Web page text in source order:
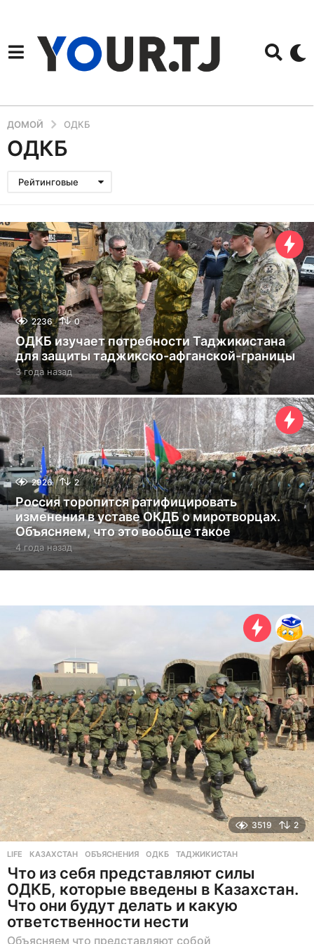
ДОМОЙ ОДКБ
ОДКБ
Рейтинговые
2236 0
ОДКБ изучает потребности Таджикистана
для защиты таджикско-афганской-границы
3 года назад3
о
д
а
н
а
з
а
д
2926 2
Россия торопится ратифицировать
изменения в уставе ОКДБ о миротворцах.
Объясняем, что это вообще такое
4 года назад4
г
о
н
д
3519 2
LIFE КАЗАХСТАН ,ОБЪЯСНЕНИЯ ,ОДКБ ,ТАДЖИКИСТАН
Что из себя представляют силы
ОДКБ, которые введены в Казахстан.
Что они будут делать и какую
ответственности нести
Объясняем что представляют собой